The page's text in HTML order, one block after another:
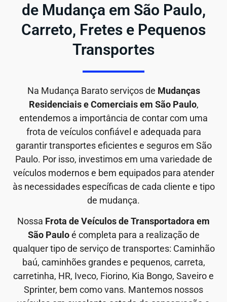
de Mudança em São Paulo,
Carreto, Fretes e Pequenos
Transportes
Na Mudança Barato serviços de Mudanças
Residenciais e Comerciais em São Paulo,
entendemos a importância de contar com uma
frota de veículos confiável e adequada para
garantir transportes eficientes e seguros em São
Paulo. Por isso, investimos em uma variedade de
veículos modernos e bem equipados para atender
às necessidades específicas de cada cliente e tipo
de mudança.
Nossa Frota de Veículos de Transportadora em
São Pauloé completa para a realização de
qualquer tipo de serviço de transportes: Caminhão
baú, caminhões grandes e pequenos, carreta,
carretinha, HR, Iveco, Fiorino, Kia Bongo, Saveiro e
Sprinter, bem como vans. Mantemos nossos